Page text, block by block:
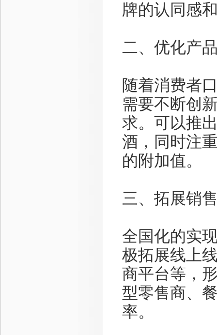
牌的认同感
二、优化产
随着消费者
需要不断创
求。可以推
酒，同时注
的附加值。
三、拓展销
全国化的实
极拓展线上
商平台等，
型零售商、
率。